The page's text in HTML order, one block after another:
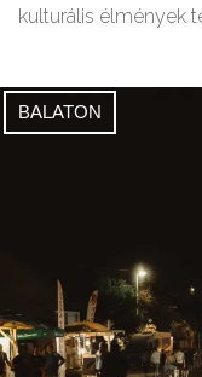
kulturális élmények
BALATON